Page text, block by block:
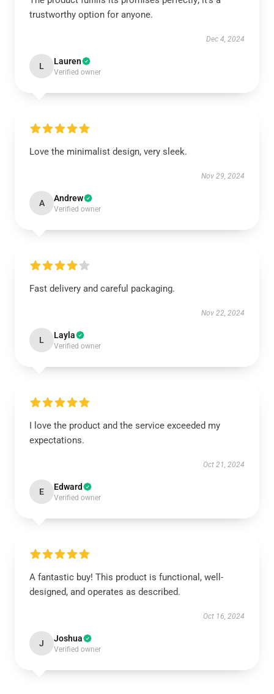
trustworthy option for anyone.
Dec 4, 2024
L Lauren
Verified owner
Love the minimalist design, very sleek.
Nov 29, 2024
A Andrew
Verified owner
Fast delivery and careful packaging.
Nov 22, 2024
L Layla
Verified owner
I love the product and the service exceeded my
expectations.
Oct 21, 2024
E Edward
Verified owner
A fantastic buy! This product is functional, well-
designed, and operates as described.
Oct 16, 2024
J Joshua
Verified owner